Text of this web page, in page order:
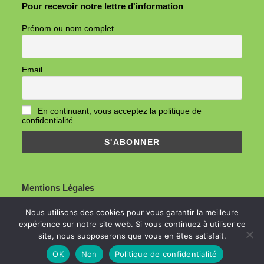
Pour recevoir notre lettre d'information
Prénom ou nom complet
Email
En continuant, vous acceptez la politique de
confidentialité
Mentions Légales
© Copyright 2026- Guid'Asso 60
Nous utilisons des cookies pour vous garantir la meilleure
expérience sur notre site web. Si vous continuez à utiliser ce
site, nous supposerons que vous en êtes satisfait.
OK
Non Politique de confidentialité